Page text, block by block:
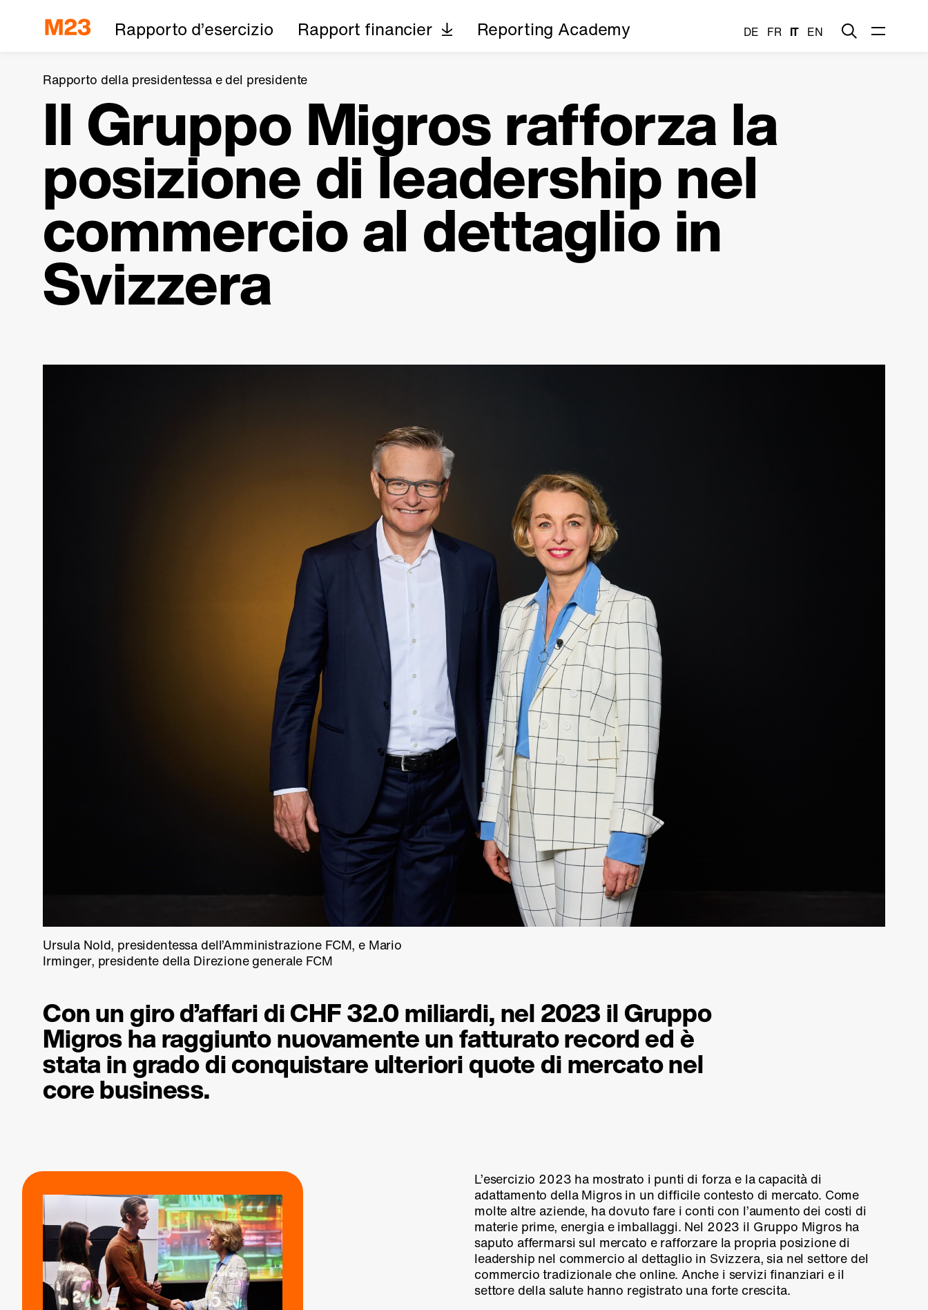
Rapporto d’esercizio Rapport financier Reporting Academy DE FR IT EN
Rapporto della presidentessa e del presidente
Il Gruppo Migros rafforza la
posizione di leadership nel
commercio al dettaglio in
Svizzera
Ursula Nold, presidentessa dell’Amministrazione FCM, e Mario
Irminger, presidente della Direzione generale FCM
Con un giro d’affari di CHF 32.0 miliardi, nel 2023 il Gruppo
Migros ha raggiunto nuovamente un fatturato record ed è
stata in grado di conquistare ulteriori quote di mercato nel
core business.
L’esercizio 2023 ha mostrato i punti di forza e la capacità di
adattamento della Migros in un difficile contesto di mercato. Come
molte altre aziende, ha dovuto fare i conti con l’aumento dei costi di
materie prime, energia e imballaggi. Nel 2023 il Gruppo Migros ha
saputo affermarsi sul mercato e rafforzare la propria posizione di
leadership nel commercio al dettaglio in Svizzera, sia nel settore del
commercio tradizionale che online. Anche i servizi finanziari e il
settore della salute hanno registrato una forte crescita.